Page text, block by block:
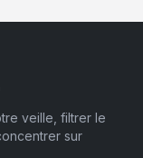
veille, filtrer le
sur